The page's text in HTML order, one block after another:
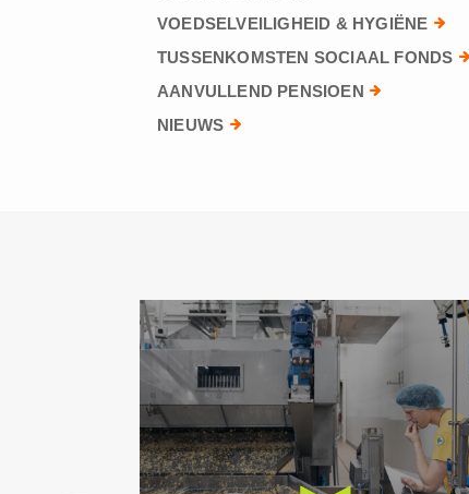
VOEDSELVEILIGHEID & HYGIËNE
TUSSENKOMSTEN SOCIAAL FONDS
AANVULLEND PENSIOEN
NIEUWS